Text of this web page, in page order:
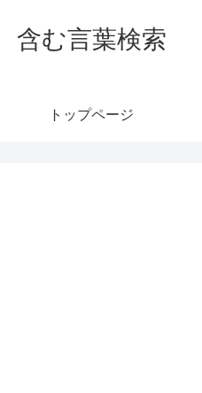
含む言葉検索
トップページ